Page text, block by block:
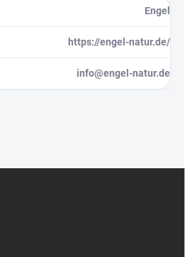
Engel
https://engel-natur.de/
info@engel-natur.de